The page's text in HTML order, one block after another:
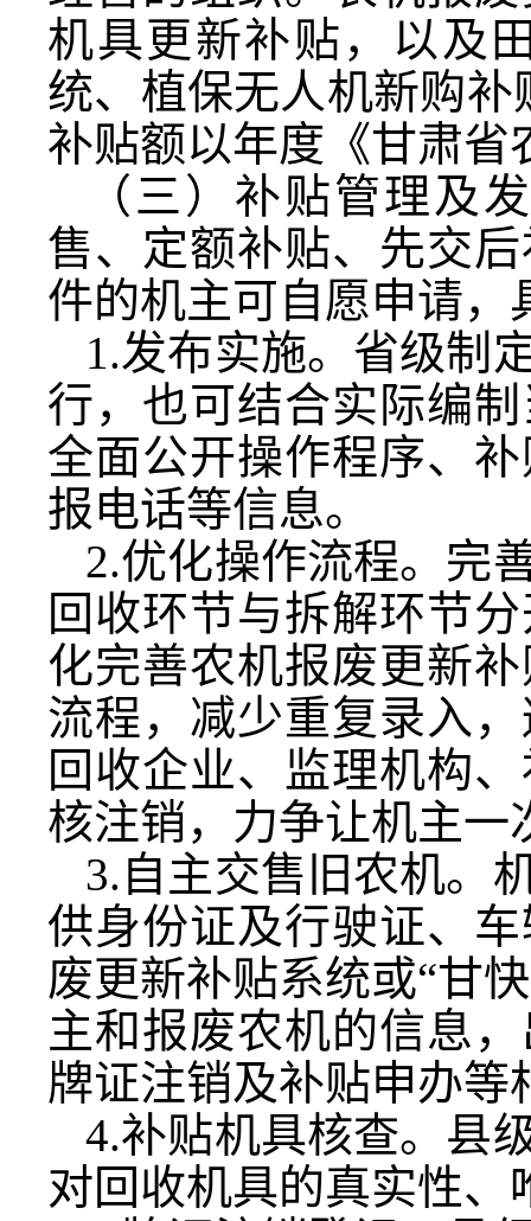
机具更新补贴，以及
统、植保无人机新购补
补贴额以年度《甘肃省
（三）补贴管理及
售、定额补贴、先交
件的机主可自愿申请，
1.发布实施。省级制
行，也可结合实际编
全面公开操作程序、
报电话等信息。
2.优化操作流程。完
回收环节与拆解环节
化完善农机报废更新
流程，减少重复录入
回收企业、监理机构
核注销，力争让机主一
3.自主交售旧农机。
供身份证及行驶证、
废更新补贴系统或“甘
主和报废农机的信息
牌证注销及补贴申办等
4.补贴机具核查。县
对回收机具的真实性